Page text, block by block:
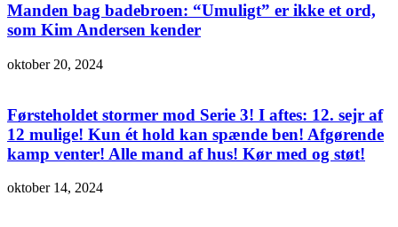
Manden bag badebroen: “Umuligt” er ikke et ord,
som Kim Andersen kender
oktober 20, 2024
Førsteholdet stormer mod Serie 3! I aftes: 12. sejr af
12 mulige! Kun ét hold kan spænde ben! Afgørende
kamp venter! Alle mand af hus! Kør med og støt!
oktober 14, 2024